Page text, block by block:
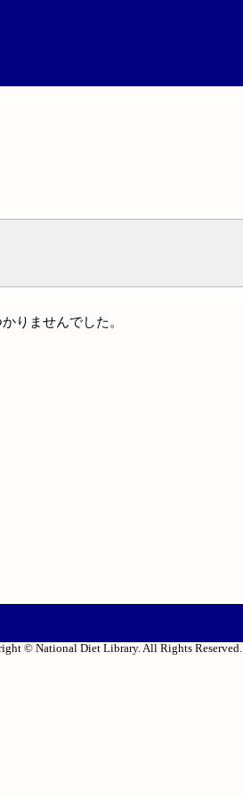
りませんでした。
© National Diet Library. All Rights Reserved.